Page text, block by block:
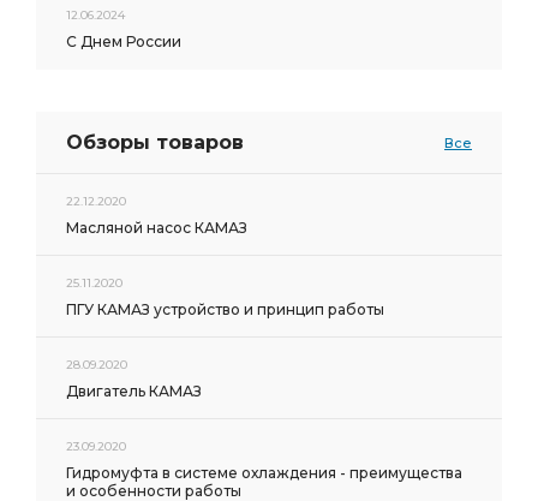
12.06.2024
С Днем России
Обзоры товаров Все
22.12.2020
Масляной насос КАМАЗ
25.11.2020
ПГУ КАМАЗ устройство и принцип работы
28.09.2020
Двигатель КАМАЗ
23.09.2020
Гидромуфта в системе охлаждения - преимущества
и особенности работы